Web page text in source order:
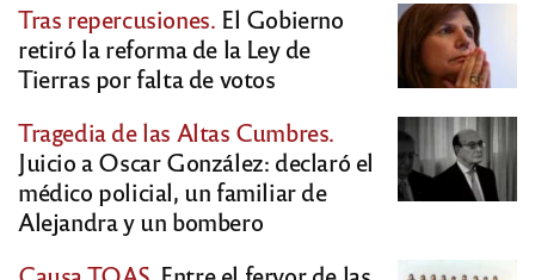
Tras repercusiones. El Gobierno
retiró la reforma de la Ley de
Tierras por falta de votos
Tragedia de las Altas Cumbres.
Juicio a Oscar González: declaró el
médico policial, un familiar de
Alejandra y un bombero